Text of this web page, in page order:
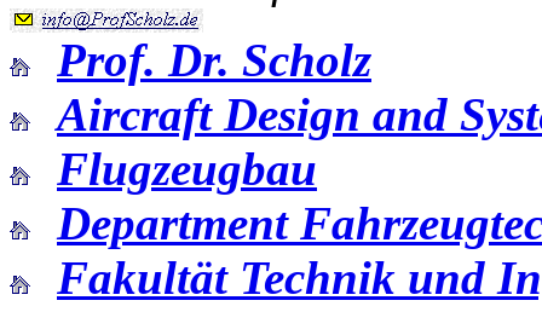
Prof. Dr. Scholz
Aircraft Design and
Flugzeugbau
Department
Fakultät Technik und